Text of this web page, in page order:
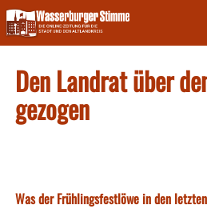
Skip
to
content
Den Landrat über
gezogen
Was der Frühlingsfestlöwe in den